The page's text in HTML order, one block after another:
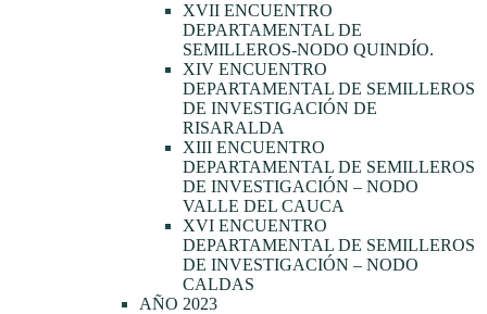
XVII ENCUENTRO
DEPARTAMENTAL DE
SEMILLEROS-NODO QUINDÍO.
XIV ENCUENTRO
DEPARTAMENTAL DE SEMILLEROS
DE INVESTIGACIÓN DE
RISARALDA
XIII ENCUENTRO
DEPARTAMENTAL DE SEMILLEROS
DE INVESTIGACIÓN – NODO
VALLE DEL CAUCA
XVI ENCUENTRO
DEPARTAMENTAL DE SEMILLEROS
DE INVESTIGACIÓN – NODO
CALDAS
AÑO 2023